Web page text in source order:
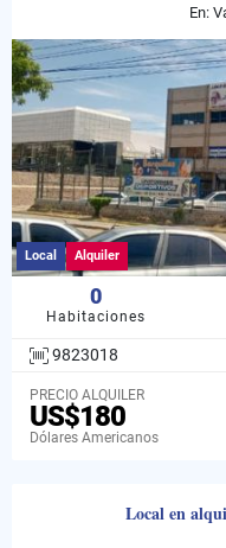
En:
Local Alquiler
0
Habitaciones
9823018
PRECIO ALQUILER
US$180
Dólares Americanos
Local en